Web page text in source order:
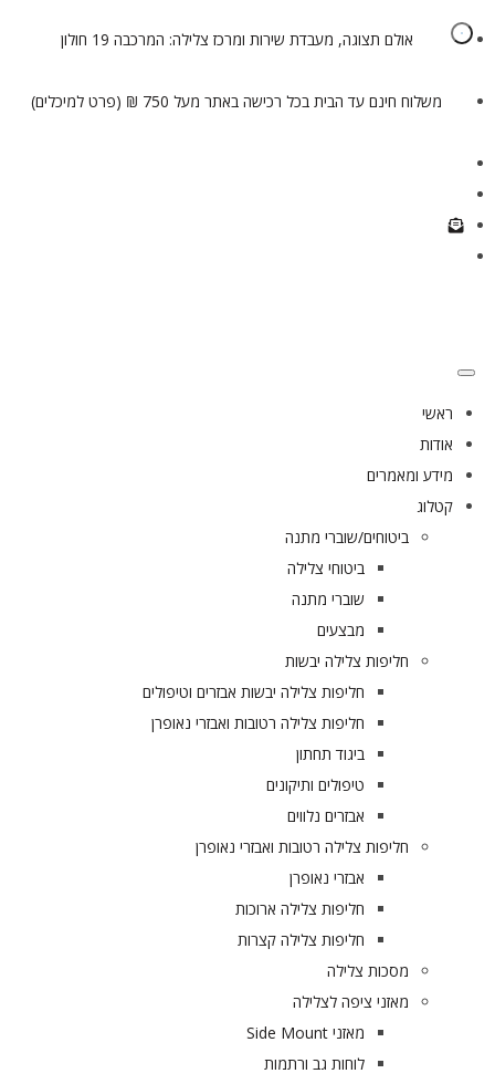
אולם תצוגה, מעבדת שירות ומרכז צלילה: המרכבה 19 חולון
משלוח חינם עד הבית בכל רכישה באתר מעל 750 ₪ (פרט למיכלים)
ראשי
אודות
מידע ומאמרים
קטלוג
ביטוחים/שוברי מתנה
ביטוחי צלילה
שוברי מתנה
מבצעים
חליפות צלילה יבשות
חליפות צלילה יבשות אבזרים וטיפולים
חליפות צלילה רטובות ואבזרי נאופרן
ביגוד תחתון
טיפולים ותיקונים
אבזרים נלווים
חליפות צלילה רטובות ואבזרי נאופרן
אבזרי נאופרן
חליפות צלילה ארוכות
חליפות צלילה קצרות
מסכות צלילה
מאזני ציפה לצלילה
מאזני Side Mount
לוחות גב ורתמות